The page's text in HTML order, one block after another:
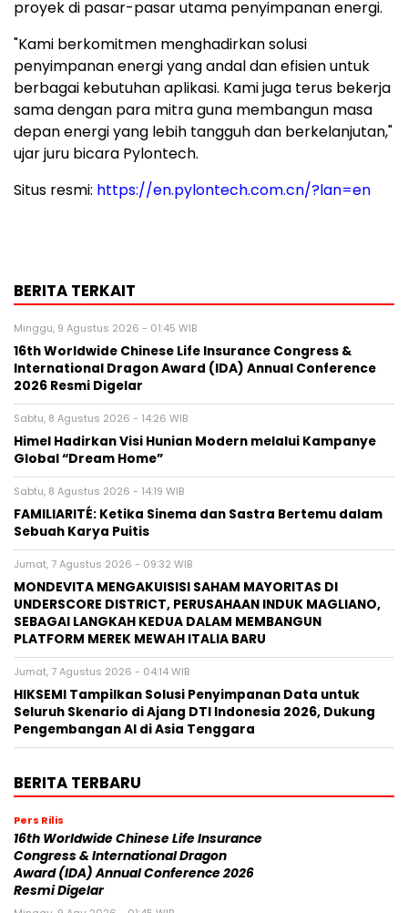
proyek di pasar-pasar utama penyimpanan energi.
"Kami berkomitmen menghadirkan solusi
penyimpanan energi yang andal dan efisien untuk
berbagai kebutuhan aplikasi. Kami juga terus bekerja
sama dengan para mitra guna membangun masa
depan energi yang lebih tangguh dan berkelanjutan,"
ujar juru bicara Pylontech.
Situs resmi: https://en.pylontech.com.cn/?lan=en
BERITA TERKAIT
Minggu, 9 Agustus 2026 - 01:45 WIB
16th Worldwide Chinese Life Insurance Congress &
International Dragon Award (IDA) Annual Conference
2026 Resmi Digelar
Sabtu, 8 Agustus 2026 - 14:26 WIB
Himel Hadirkan Visi Hunian Modern melalui Kampanye
Global “Dream Home”
Sabtu, 8 Agustus 2026 - 14:19 WIB
FAMILIARITÉ: Ketika Sinema dan Sastra Bertemu dalam
Sebuah Karya Puitis
Jumat, 7 Agustus 2026 - 09:32 WIB
MONDEVITA MENGAKUISISI SAHAM MAYORITAS DI
UNDERSCORE DISTRICT, PERUSAHAAN INDUK MAGLIANO,
SEBAGAI LANGKAH KEDUA DALAM MEMBANGUN
PLATFORM MEREK MEWAH ITALIA BARU
Jumat, 7 Agustus 2026 - 04:14 WIB
HIKSEMI Tampilkan Solusi Penyimpanan Data untuk
Seluruh Skenario di Ajang DTI Indonesia 2026, Dukung
Pengembangan AI di Asia Tenggara
BERITA TERBARU
Pers Rilis
16th Worldwide Chinese Life Insurance
Congress & International Dragon
Award (IDA) Annual Conference 2026
Resmi Digelar